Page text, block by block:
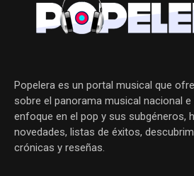
Popelera es un portal musical que
sobre el panorama musical nacional
enfoque en el pop y sus subgéneros,
novedades, listas de éxitos,
crónicas y reseñas.